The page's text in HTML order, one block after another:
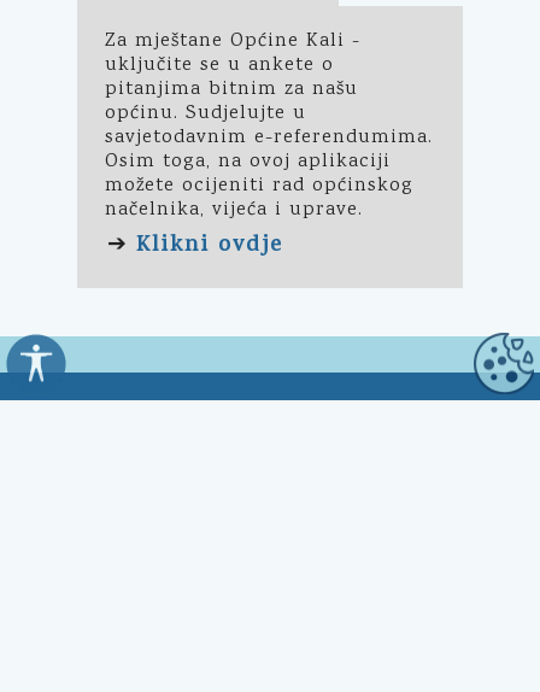
Za mještane Općine Kali -
uključite se u ankete o
pitanjima bitnim za našu
općinu. Sudjelujte u
savjetodavnim e-referendumima.
Osim toga, na ovoj aplikaciji
možete ocijeniti rad općinskog
načelnika, vijeća i uprave.
➔ Klikni ovdje